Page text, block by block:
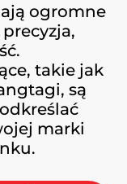
ogromne
takie jak
są
marki